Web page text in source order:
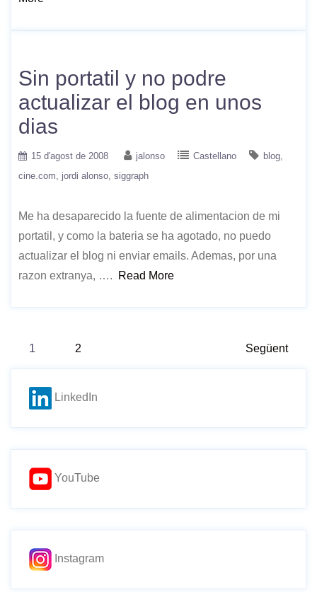
Sin portatil y no podre
actualizar el blog en unos
dias
15 d'agost de 2008 jalonso Castellano
blog
cine.com
jordi alonso siggraph
Me ha desaparecido la fuente de alimentacion de mi
portatil, y como la bateria se ha agotado, no puedo
actualizar el blog ni enviar emails. Ademas, por una
razon extranya, ….
Read More
Paginació
de
les
entrades
1 2 Següent
LinkedIn
YouTube
Instagram